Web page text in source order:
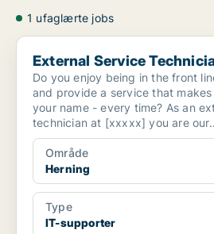
1 ufaglærte jobs
External Service Technician
External Service
Do you enjoy being in the front
and provide a service that
your name - every time? As an external service
technician at [xxxxx] you are our..
Område
Herning
Type
IT-supporter